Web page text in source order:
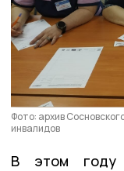
Фото: архив
инвалидов
В этом году